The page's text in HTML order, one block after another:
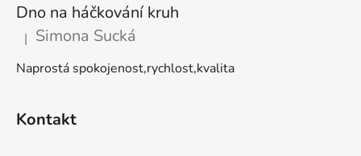
Dno na háčkování kruh
Hodnocení produktu je 5 z 5 hvězdiček.
| Simona Sucká
Naprostá spokojenost,rychlost,kvalita
Kontakt